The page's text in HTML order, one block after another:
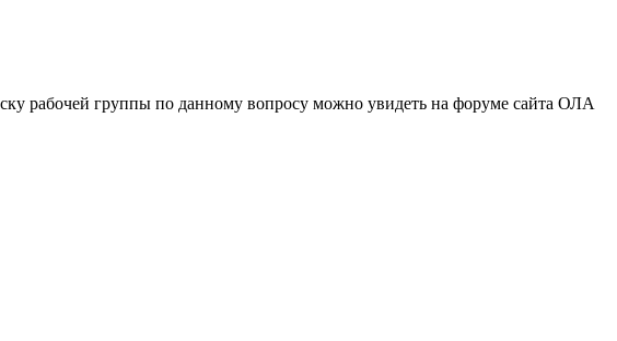
рабочей группы по данному вопросу можно увидеть на форуме сайта ОЛА